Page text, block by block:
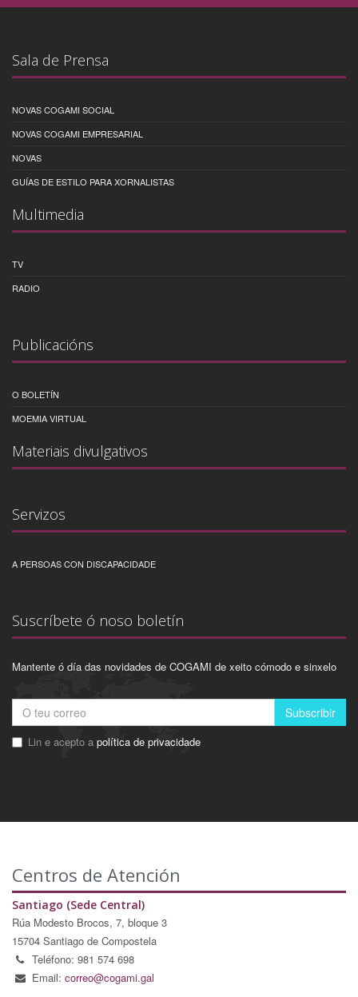
Sala de Prensa
NOVAS COGAMI SOCIAL
NOVAS COGAMI EMPRESARIAL
NOVAS
GUÍAS DE ESTILO PARA XORNALISTAS
Multimedia
TV
RADIO
Publicacións
O BOLETÍN
MOEMIA VIRTUAL
Materiais divulgativos
Servizos
A PERSOAS CON DISCAPACIDADE
Suscríbete ó noso boletín
Mantente ó día das novidades de COGAMI de xeito cómodo e sinxelo
Subscribir
Lin e acepto a política de privacidade
Centros de Atención
Santiago (Sede Central)
Rúa Modesto Brocos, 7, bloque 3
15704 Santiago de Compostela
Teléfono: 981 574 698
Email: correo@cogami.gal